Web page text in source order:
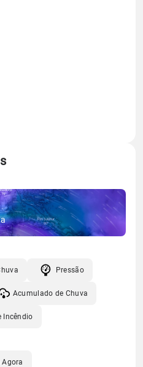
Pressão
Acumulado de Chuva
Incêndio
Agora